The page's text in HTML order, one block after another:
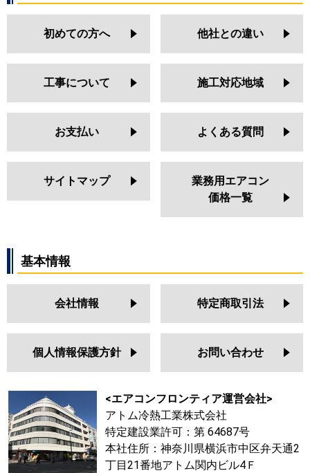
初めての方へ 他社との違い
工事について 施工対応地域
お支払い よくある質問
サイトマップ
業務用エアコン
価格一覧
基本情報
会社情報 特定商取引法
個人情報保護方針 お問い合わせ
<エアコンフロンティア運営会社>
アトム冷熱工業株式会社
特定建設業許可：第 64687号
本社住所：神奈川県横浜市中区弁天通2
丁目21番地アトム関内ビル4Ｆ